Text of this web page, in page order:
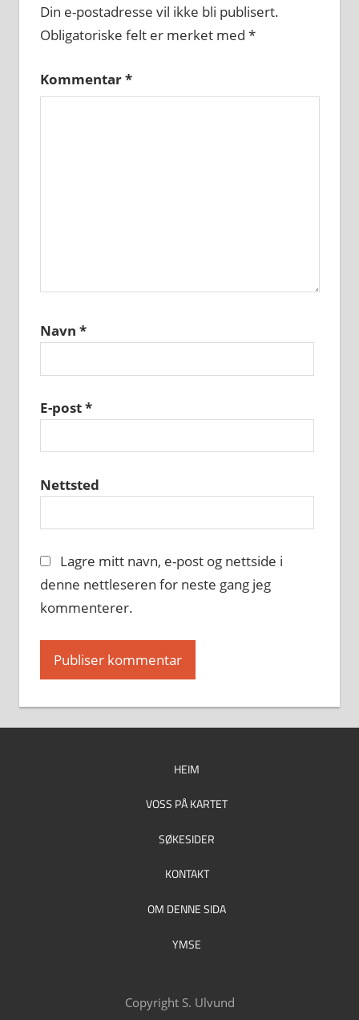
Din e-postadresse vil ikke bli publisert.
Obligatoriske felt er merket med *
Kommentar*
Navn *
E-post*
Nettsted
Lagre mitt navn, e-post og nettside i
denne nettleseren for neste gang jeg
kommenterer.
HEIM
VOSS PÅ KARTET
SØKESIDER
KONTAKT
OM DENNE SIDA
YMSE
Copyright S. Ulvund